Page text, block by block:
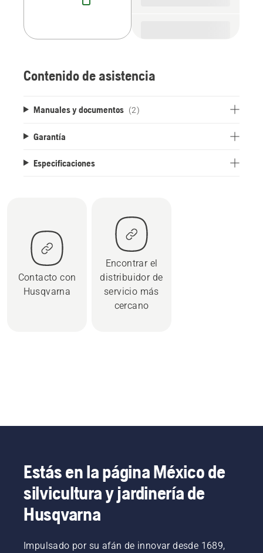
Contenido de asistencia
Manuales y documentos (2)
Garantía
Especificaciones
Contacto con
Husqvarna
Encontrar el
distribuidor de
servicio más
cercano
Estás en la página México de
silvicultura y jardinería de
Husqvarna
Impulsado por su afán de innovar desde 1689,